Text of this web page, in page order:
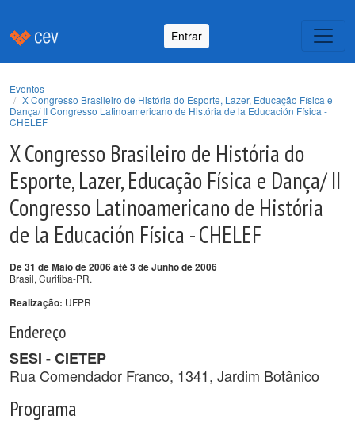
Entrar
Eventos
X Congresso Brasileiro de História do Esporte, Lazer, Educação Física e
Dança/ II Congresso Latinoamericano de História de la Educación Física -
CHELEF
X Congresso Brasileiro de História do
Esporte, Lazer, Educação Física e Dança/ II
Congresso Latinoamericano de História
de la Educación Física - CHELEF
De 31 de Maio de 2006 até 3 de Junho de 2006
Brasil, Curitiba-PR.
Realização: UFPR
Endereço
SESI - CIETEP
Rua Comendador Franco, 1341, Jardim Botânico
Programa